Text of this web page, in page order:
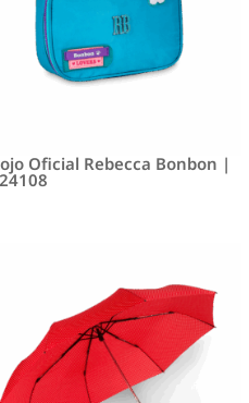
Oficial Rebecca Bonbon |